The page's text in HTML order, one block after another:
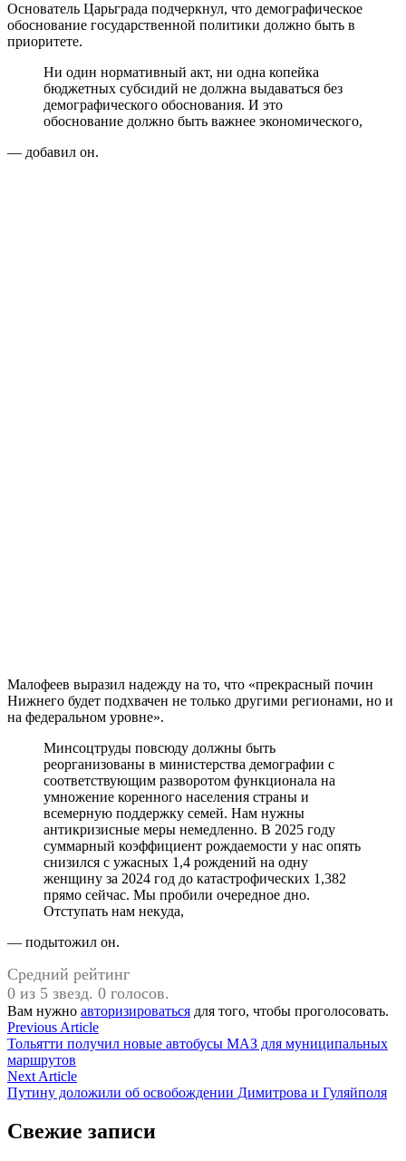
Основатель Царьграда подчеркнул, что демографическое
обоснование государственной политики должно быть в
приоритете.
Ни один нормативный акт, ни одна копейка
бюджетных субсидий не должна выдаваться без
демографического обоснования. И это
обоснование должно быть важнее экономического,
— добавил он.
Малофеев выразил надежду на то, что «прекрасный почин
Нижнего будет подхвачен не только другими регионами, но и
на федеральном уровне».
Минсоцтруды повсюду должны быть
реорганизованы в министерства демографии с
соответствующим разворотом функционала на
умножение коренного населения страны и
всемерную поддержку семей. Нам нужны
антикризисные меры немедленно. В 2025 году
суммарный коэффициент рождаемости у нас опять
снизился с ужасных 1,4 рождений на одну
женщину за 2024 год до катастрофических 1,382
прямо сейчас. Мы пробили очередное дно.
Отступать нам некуда,
— подытожил он.
Средний рейтинг
0 из 5 звезд. 0 голосов.
Вам нужно авторизироваться для того, чтобы проголосовать.
Навигация
по
записям
Previous ArticlePrevious
article:
Тольятти получил новые автобусы МАЗ для муниципальных
маршрутов
Next ArticleNext
article:
Путину доложили об освобождении Димитрова и Гуляйполя
Свежие записи